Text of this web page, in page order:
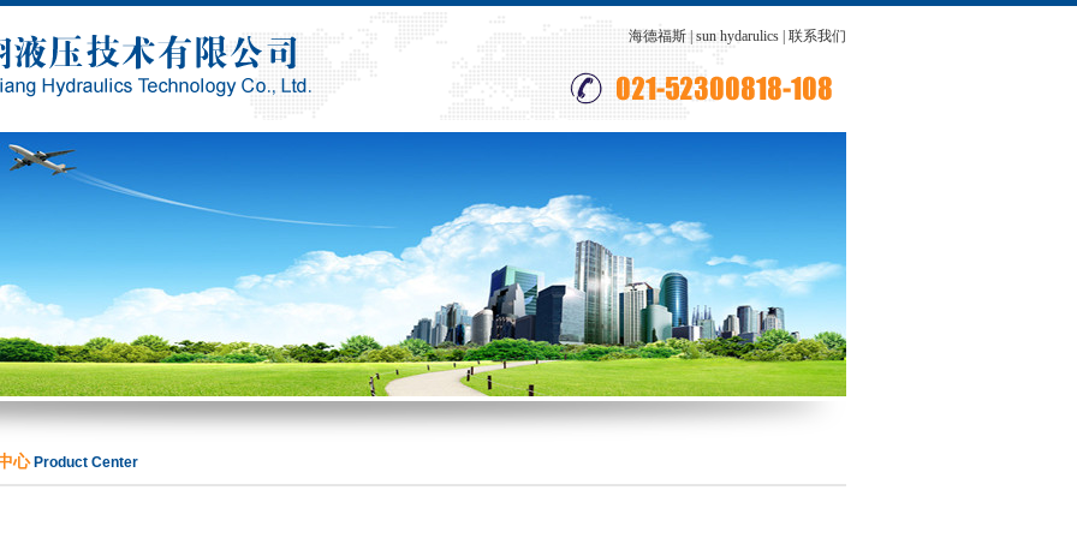
海德福斯 sun hydarulics 联系我们
心Product Center